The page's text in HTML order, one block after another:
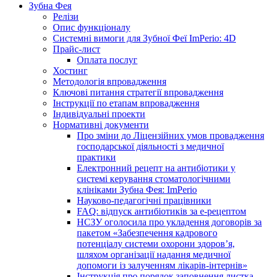
Зубна Фея
Релізи
Опис функціоналу
Системні вимоги для Зубної Феї ImPerio: 4D
Прайс-лист
Оплата послуг
Хостинг
Методологія впровадження
Ключові питання стратегії впровадження
Інструкції по етапам впровадження
Індивідуальні проекти
Нормативні документи
Про зміни до Ліцензійних умов провадження
господарської діяльності з медичної
практики
Електронний рецепт на антибіотики у
системі керування стоматологічними
клініками Зубна Фея: ImPerio
Науково-педагогічні працівники
FAQ: відпуск антибіотиків за е-рецептом
НСЗУ оголосила про укладення договорів за
пакетом «Забезпечення кадрового
потенціалу системи охорони здоров’я,
шляхом організації надання медичної
допомоги із залученням лікарів-інтернів»